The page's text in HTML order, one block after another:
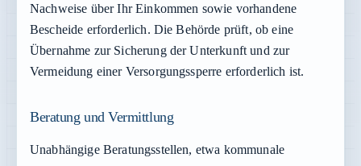
Nachweise über Ihr Einkommen sowie vorhandene
Bescheide erforderlich. Die Behörde prüft, ob eine
Übernahme zur Sicherung der Unterkunft und zur
Vermeidung einer Versorgungssperre erforderlich ist.
Beratung und Vermittlung
Unabhängige Beratungsstellen, etwa kommunale